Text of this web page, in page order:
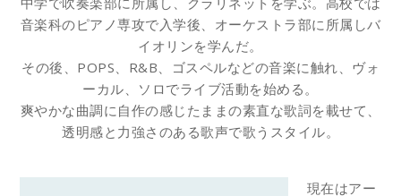
音楽科のピアノ専攻で入学後、オーケストラ部に所属しバ
イオリンを学んだ。
その後、POPS、R&B、ゴスペルなどの音楽に触れ、ヴォ
ーカル、ソロでライブ活動を始める。
爽やかな曲調に自作の感じたままの素直な歌詞を載せて、
透明感と力強さのある歌声で歌うスタイル。
現在はアー